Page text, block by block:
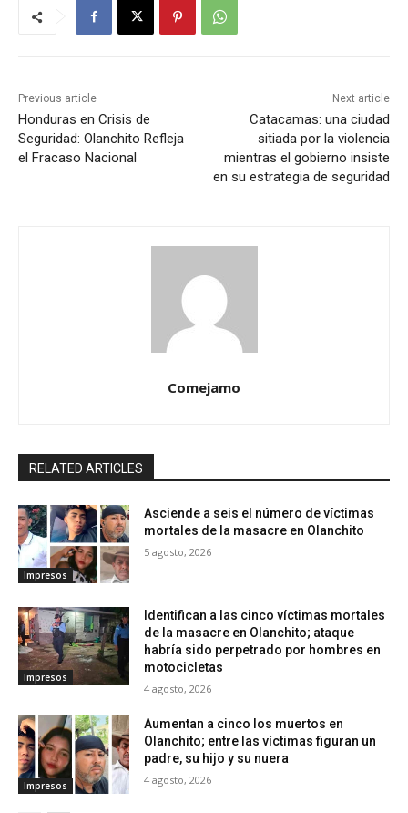
Previous article
Honduras en Crisis de
Seguridad: Olanchito Refleja
el Fracaso Nacional
Next article
Catacamas: una ciudad
sitiada por la violencia
mientras el gobierno insiste
en su estrategia de seguridad
Comejamo
RELATED ARTICLES
Impresos
Asciende a seis el número de víctimas
mortales de la masacre en Olanchito
5 agosto, 2026
Impresos
Identifican a las cinco víctimas mortales
de la masacre en Olanchito; ataque
habría sido perpetrado por hombres en
motocicletas
4 agosto, 2026
Impresos
Aumentan a cinco los muertos en
Olanchito; entre las víctimas figuran un
padre, su hijo y su nuera
4 agosto, 2026